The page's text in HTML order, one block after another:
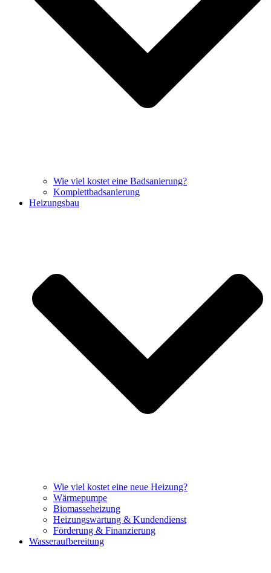
Wie viel kostet eine Badsanierung?
Komplettbadsanierung
Heizungsbau
Wie viel kostet eine neue Heizung?
Wärmepumpe
Biomasseheizung
Heizungswartung & Kundendienst
Förderung & Finanzierung
Wasseraufbereitung